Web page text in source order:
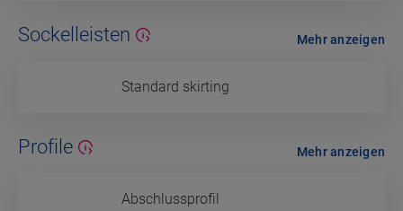
Sockelleisten
Standard skirting
Mehr anzeigen
Profile
Abschlussprofil
Mehr anzeigen